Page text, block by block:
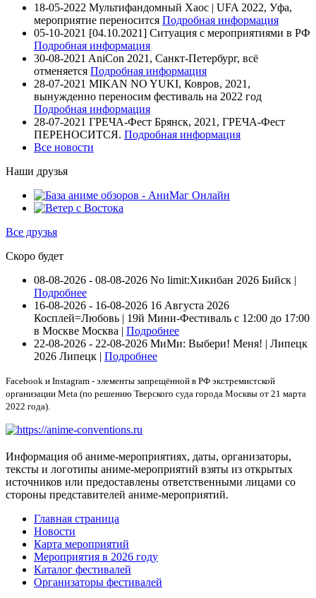
18-05-2022 Мультифандомный Хаос | UFA 2022, Уфа,
мероприятие переносится Подробная информация
05-10-2021 [04.10.2021] Ситуация с мероприятиями в РФ
Подробная информация
30-08-2021 AniCon 2021, Санкт-Петербург, всё
отменяется Подробная информация
28-07-2021 MIKAN NO YUKI, Ковров, 2021,
вынужденно переносим фестиваль на 2022 год
Подробная информация
28-07-2021 ГРЕЧА-Фест Брянск, 2021, ГРЕЧА-Фест
ПЕРЕНОСИТСЯ. Подробная информация
Все новости
Наши друзья
Все друзья
Скоро будет
08-08-2026 - 08-08-2026 No limit:Хикибан 2026 Бийск |
Подробнее
16-08-2026 - 16-08-2026 16 Августа 2026
Косплей=Любовь | 19й Мини-Фестиваль с 12:00 до 17:00
в Москве Москва | Подробнее
22-08-2026 - 22-08-2026 МиМи: Выбери! Меня! | Липецк
2026 Липецк | Подробнее
Facebook и Instagram - элементы запрещённой в РФ экстремистской
организации Meta (по решению Тверского суда города Москвы от 21 марта
2022 года).
Информация об аниме-мероприятиях, даты, организаторы,
тексты и логотипы аниме-мероприятий взяты из открытых
источников или предоставлены ответственными лицами со
стороны представителей аниме-мероприятий.
Главная страница
Новости
Карта мероприятий
Мероприятия в 2026 году
Каталог фестивалей
Организаторы фестивалей